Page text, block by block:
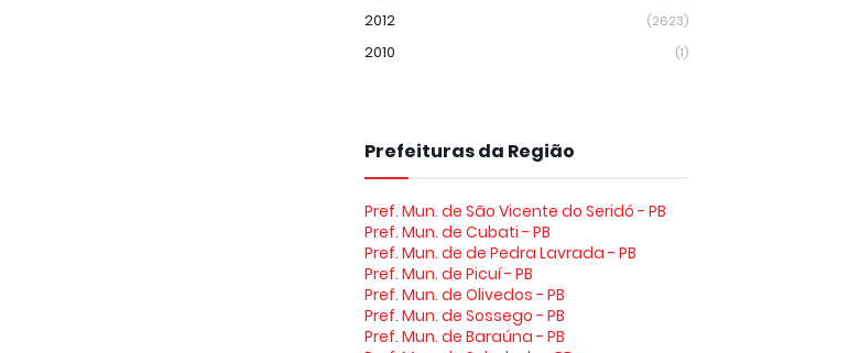
2012 (2623)
2010 (1)
Prefeituras da Região
Pref. Mun. de São Vicente do Seridó - PB
Pref. Mun. de Cubati - PB
Pref. Mun. de de Pedra Lavrada - PB
Pref. Mun. de Picuí - PB
Pref. Mun. de Olivedos - PB
Pref. Mun. de Sossego - PB
Pref. Mun. de Baraúna - PB